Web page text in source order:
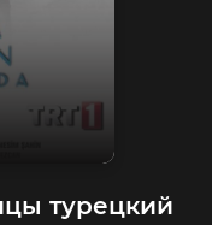
турецкий